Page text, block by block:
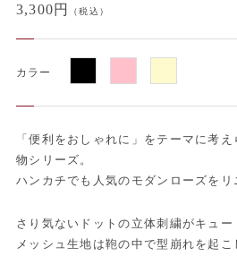
3,300円 （税込）
カラー
「便利をおしゃれに」をテーマに考
物シリーズ。
ハンカチでも人気のモダンローズをリ
さり気ないドットの立体刺繍がキュー
メッシュ生地は鞄の中で型崩れを起